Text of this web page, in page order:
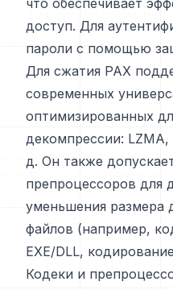
что обеспечивает
доступ. Для
пароли с помощью
Для сжатия PAX
современных
оптимизированных
декомпрессии:
д. Он также
препроцессоров для
уменьшения размера
файлов (например,
EXE/DLL,
Кодеки и